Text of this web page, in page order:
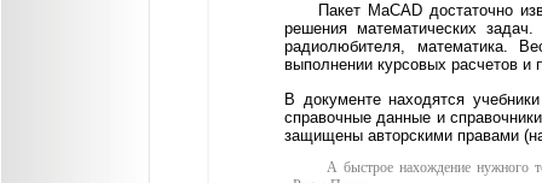
Пакет MaCAD достаточно
решения математических
радиолюбителя, математика.
выполнении курсовых расчетов и
В документе находятся
справочные данные и
защищены авторскими правами
А быстрое нахождение нужного